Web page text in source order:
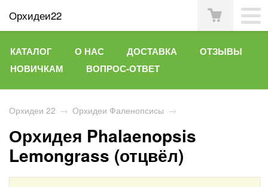
Орхидеи22
КАТАЛОГ О НАС ДОСТАВКА
ОТЗЫВЫ
НОВИЧКАМ
ВОПРОС-ОТВЕТ
Орхидеи 22 → Орхидеи Фаленопсисы →
Орхидея Phalaenopsis
Lemongrass (отцвёл)